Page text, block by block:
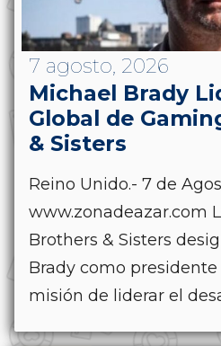
7 agosto, 2026
Michael Brady
Global de
& Sisters
Reino Unido.- 7 de
www.zonadeazar.com
Brothers & Sisters
Brady como
misión de liderar el